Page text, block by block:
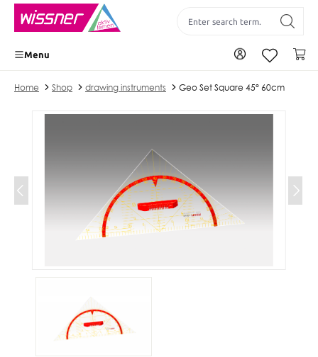
content
To your account
Menu
Home Shop drawing instruments Geo Set Square 45° 60cm